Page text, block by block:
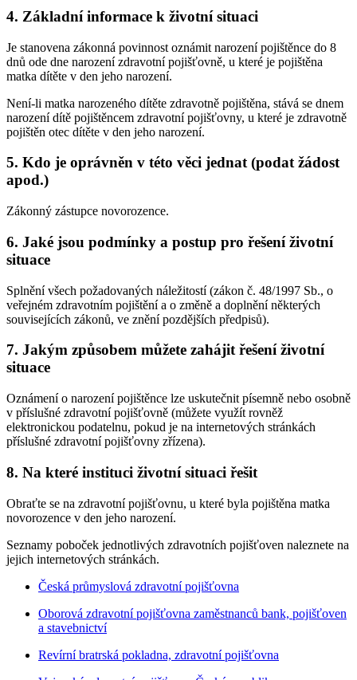
4. Základní informace k životní situaci
Je stanovena zákonná povinnost oznámit narození pojištěnce do 8
dnů ode dne narození zdravotní pojišťovně, u které je pojištěna
matka dítěte v den jeho narození.
Není-li matka narozeného dítěte zdravotně pojištěna, stává se dnem
narození dítě pojištěncem zdravotní pojišťovny, u které je zdravotně
pojištěn otec dítěte v den jeho narození.
5. Kdo je oprávněn v této věci jednat (podat žádost
apod.)
Zákonný zástupce novorozence.
6. Jaké jsou podmínky a postup pro řešení životní
situace
Splnění všech požadovaných náležitostí (zákon č. 48/1997 Sb., o
veřejném zdravotním pojištění a o změně a doplnění některých
souvisejících zákonů, ve znění pozdějších předpisů).
7. Jakým způsobem můžete zahájit řešení životní
situace
Oznámení o narození pojištěnce lze uskutečnit písemně nebo osobně
v příslušné zdravotní pojišťovně (můžete využít rovněž
elektronickou podatelnu, pokud je na internetových stránkách
příslušné zdravotní pojišťovny zřízena).
8. Na které instituci životní situaci řešit
Obraťte se na zdravotní pojišťovnu, u které byla pojištěna matka
novorozence v den jeho narození.
Seznamy poboček jednotlivých zdravotních pojišťoven naleznete na
jejich internetových stránkách.
Česká průmyslová zdravotní pojišťovna
Oborová zdravotní pojišťovna zaměstnanců bank, pojišťoven
a stavebnictví
Revírní bratrská pokladna, zdravotní pojišťovna